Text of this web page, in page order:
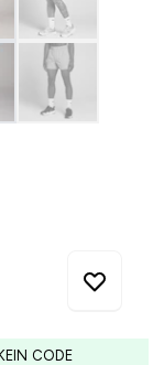
CODE